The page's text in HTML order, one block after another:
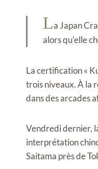
La Japan
alors qu'elle
La certification «
trois niveaux. À la
dans des arcades
Vendredi dernier,
interprétation
Saitama près de